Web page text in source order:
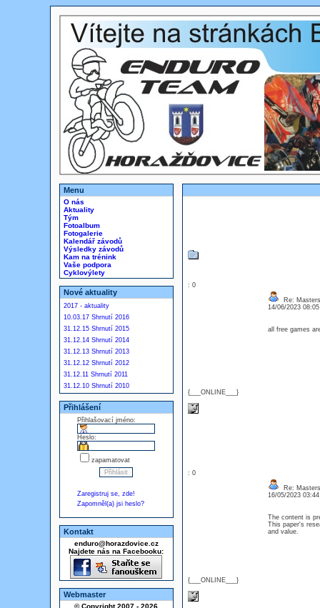
Menu
O nás
Aktuality
Tým
Fotoalbum
Fotogalerie
Kalendář závodů
Výsledky závodů
Kam na trénink
Vaše podpora
Cyklovýlety
Nové aktuality
2017 - aktuality
10.03.17 Shrnutí 2016
31.12.15 Shrnutí 2015
31.12.14 Shrnutí 2014
31.12.13 Shrnutí 2013
31.12.12 Shrnutí 2012
31.12.11 Shrnutí 2011
31.12.10 Shrnutí 2010
Přihlášení
Přihlašovací jméno:
Heslo:
zapamatovat
Zaregistruj se, zde!
Zapomněl(a) jsi heslo?
Kontakt
enduro@horazdovice.cz
Najdete nás na Facebooku:
Webmaster
© Copyright 2007 - 2026
: 0
{___ONLINE___}
Re:
14/06/2023
all free games
: 0
{___ONLINE___}
Re:
16/05/2023
The content is
This paper's
and value.